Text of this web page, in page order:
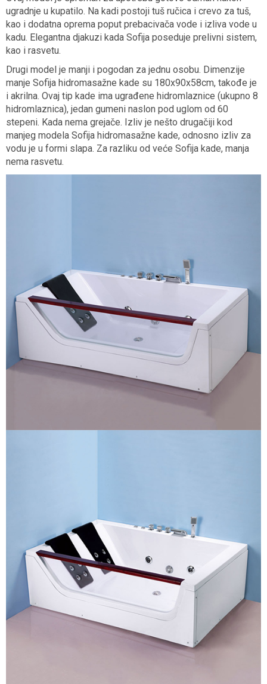
ugradnje u kupatilo. Na kadi postoji tuš ručica i crevo za tuš,
kao i dodatna oprema poput prebacivača vode i izliva vode u
kadu. Elegantna djakuzi kada Sofija poseduje prelivni sistem,
kao i rasvetu.
Drugi model je manji i pogodan za jednu osobu. Dimenzije
manje Sofija hidromasažne kade su 180x90x58cm, takođe je
i akrilna. Ovaj tip kade ima ugrađene hidromlaznice (ukupno 8
hidromlaznica), jedan gumeni naslon pod uglom od 60
stepeni. Kada nema grejače. Izliv je nešto drugačiji kod
manjeg modela Sofija hidromasažne kade, odnosno izliv za
vodu je u formi slapa. Za razliku od veće Sofija kade, manja
nema rasvetu.